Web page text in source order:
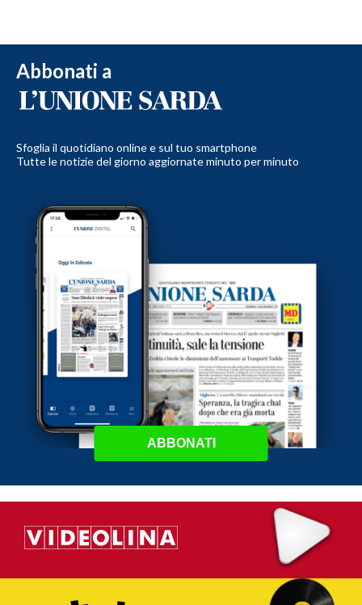
Abbonati a
Sfoglia il quotidiano online e sul tuo smartphone
Tutte le notizie del giorno aggiornate minuto per minuto
ABBONATI